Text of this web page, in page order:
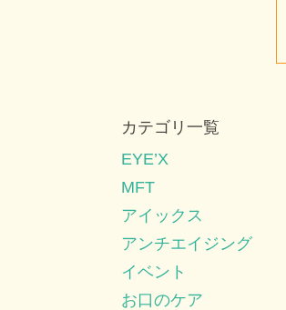
カテゴリ一覧
EYE’X
MFT
アイックス
アンチエイジング
イベント
お口のケア